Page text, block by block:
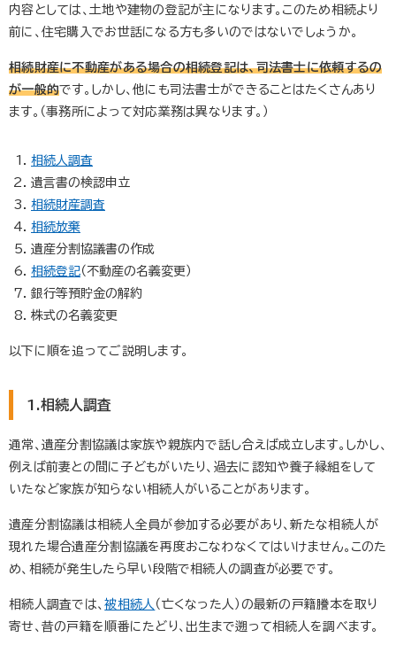
内容としては、土地や建物の登記が主になります。このため相続より
前に、住宅購入でお世話になる方も多いのではないでしょうか。
相続財産に不動産がある場合の相続登記は、司法書士に依頼するの
が一般的です。しかし、他にも司法書士ができることはたくさんあり
ます。（事務所によって対応業務は異なります。）
相続人調査
遺言書の検認申立
相続財産調査
相続放棄
遺産分割協議書の作成
相続登記（不動産の名義変更）
銀行等預貯金の解約
株式の名義変更
以下に順を追ってご説明します。
1.相続人調査
通常、遺産分割協議は家族や親族内で話し合えば成立します。しかし、
例えば前妻との間に子どもがいたり、過去に認知や養子縁組をして
いたなど家族が知らない相続人がいることがあります。
遺産分割協議は相続人全員が参加する必要があり、新たな相続人が
現れた場合遺産分割協議を再度おこなわなくてはいけません。このた
め、相続が発生したら早い段階で相続人の調査が必要です。
相続人調査では、被相続人 （亡くなった人）の最新の戸籍謄本を取り
寄せ、昔の戸籍を順番にたどり、出生まで遡って相続人を調べます。